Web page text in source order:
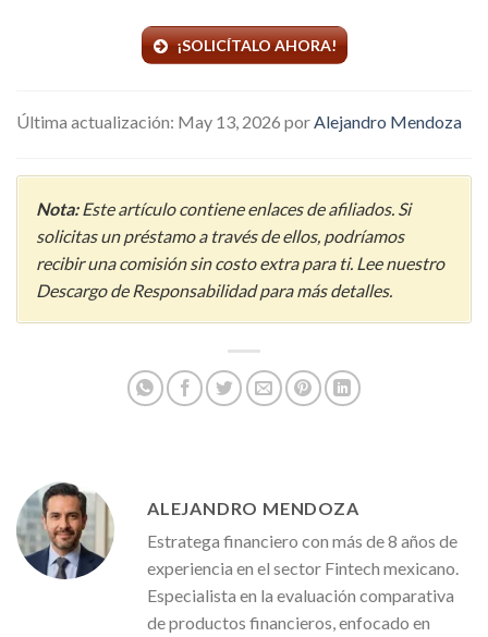
¡SOLICÍTALO AHORA!
Última actualización: May 13, 2026 por Alejandro Mendoza
Nota:Este artículo contiene enlaces de afiliados. Si
solicitas un préstamo a través de ellos, podríamos
recibir una comisión sin costo extra para ti. Lee nuestro
Descargo de Responsabilidad para más detalles.
ALEJANDRO MENDOZA
Estratega financiero con más de 8 años de
experiencia en el sector Fintech mexicano.
Especialista en la evaluación comparativa
de productos financieros, enfocado en